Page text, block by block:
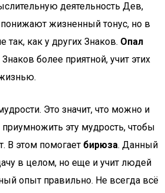
деятельность Дев,
жизненный тонус, но в
так, как у других Знаков. Опал
более приятной, учит этих
Это значит, что можно и
эту мудрость, чтобы
В этом помогает бирюза. Данный
в целом, но еще и учит людей
опыт правильно. Не всегда всё